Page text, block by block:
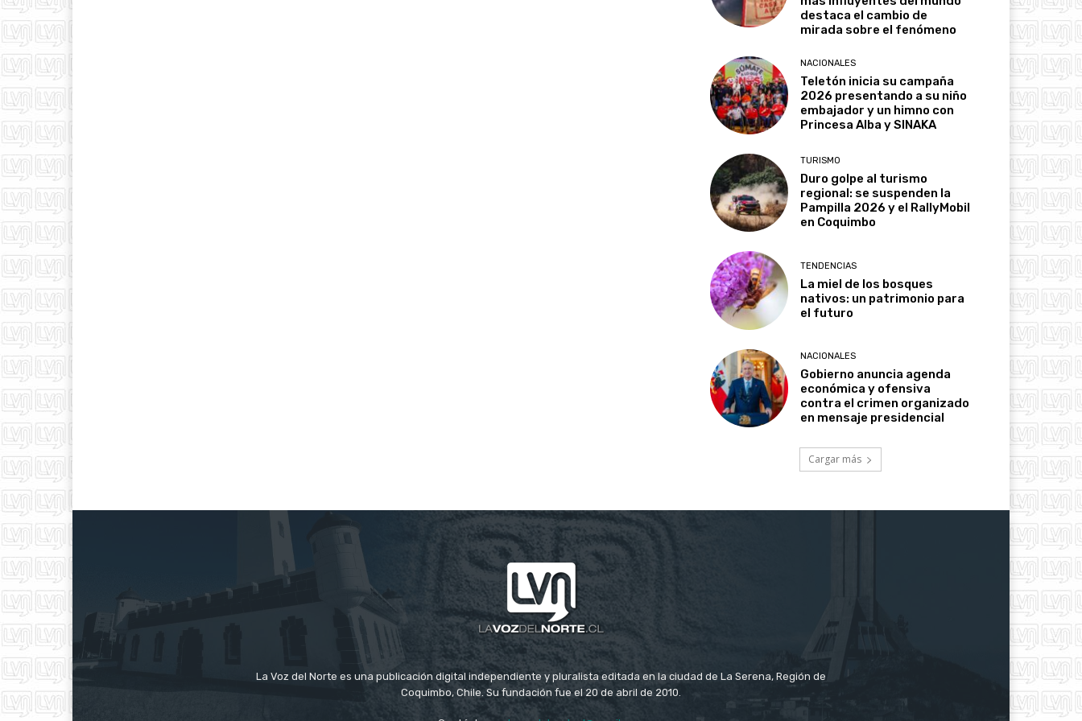
destaca el cambio de
mirada sobre el fenómeno
NACIONALES
Teletón inicia su campaña
2026 presentando a su niño
embajador y un himno con
Princesa Alba y SINAKA
TURISMO
Duro golpe al turismo
regional: se suspenden la
Pampilla 2026 y el RallyMobil
en Coquimbo
TENDENCIAS
La miel de los bosques
nativos: un patrimonio para
el futuro
NACIONALES
Gobierno anuncia agenda
económica y ofensiva
contra el crimen organizado
en mensaje presidencial
Cargar más
La Voz del Norte es una publicación digital independiente y pluralista editada en la ciudad de La Serena, Región de
Coquimbo, Chile. Su fundación fue el 20 de abril de 2010.